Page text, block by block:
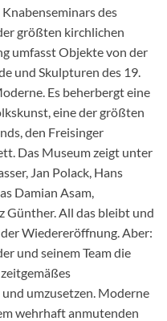
des
größten kirchlichen
umfasst Objekte von der
und Skulpturen des 19.
Es beherbergt eine
eine der größten
den Freisinger
Das Museum zeigt unter
Jan Polack, Hans
Damian Asam,
Günther. All das bleibt und
Wiedereröffnung. Aber:
und seinem Team die
umzusetzen. Moderne
wehrhaft anmutenden